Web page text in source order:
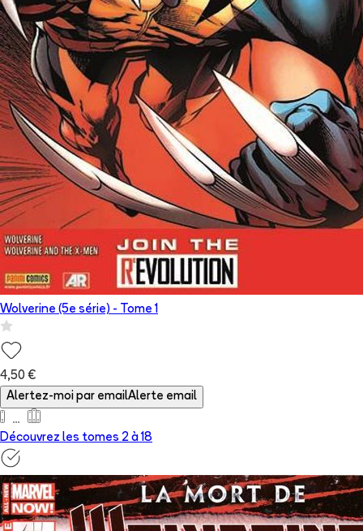
Wolverine (5e série) - Tome 1
4,50 €
Alertez-moi par emailAlerte email
Découvrez les tomes 2 à 18